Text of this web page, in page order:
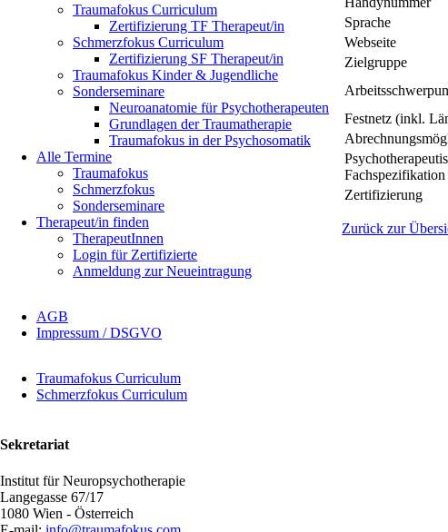
Sprache
Webseite
Zielgruppe
Festnetz (inkl.
Fachspezifikation
Zertifizierung
Zurück zur
Traumafokus Curriculum
Zertifizierung TF Therapeut/in
Schmerzfokus Curriculum
Zertifizierung SF Therapeut/in
Traumafokus Kinder & Jugendliche
Sonderseminare
Neuroanatomie für Psychotherapeuten
Grundlagen der Traumatherapie
Traumafokus in der Psychosomatik
Alle Termine
Traumafokus
Schmerzfokus
Sonderseminare
Therapeut/in finden
TherapeutInnen
Login für Zertifizierte
Anmeldung zur Neueintragung
überspringen
AGB
Impressum / DSGVO
überspringenTraumafokus Curriculum
Schmerzfokus Curriculum
Sekretariat
Institut für Neuropsychotherapie
Langegasse 67/17
1080 Wien - Österreich